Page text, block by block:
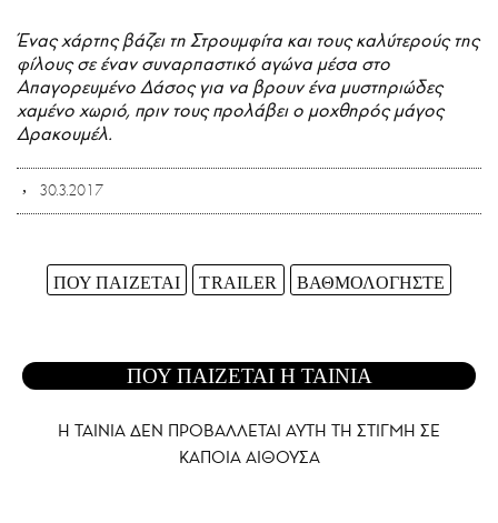
Ένας χάρτης βάζει τη Στρουμφίτα και τους καλύτερούς της
φίλους σε έναν συναρπαστικό αγώνα μέσα στο
Απαγορευμένο Δάσος για να βρουν ένα μυστηριώδες
χαμένο χωριό, πριν τους προλάβει ο μοχθηρός μάγος
Δρακουμέλ.
30.3.2017
ΠΟΥ ΠΑΙΖΕΤΑΙ TRAILER ΒΑΘΜΟΛΟΓΗΣΤΕ
ΠΟΥ ΠΑΙΖΕΤΑΙ Η ΤΑΙΝΙΑ
Η ΤΑΙΝΙΑ ΔΕΝ ΠΡΟΒΑΛΛΕΤΑΙ AYTH ΤΗ ΣΤΙΓΜΗ ΣΕ
ΚΑΠΟΙΑ ΑΙΘΟΥΣΑ